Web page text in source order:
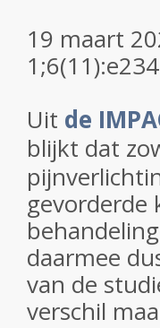
19 maart
Uit de
blijkt dat
gevorderde
daarmee
van de
verschil